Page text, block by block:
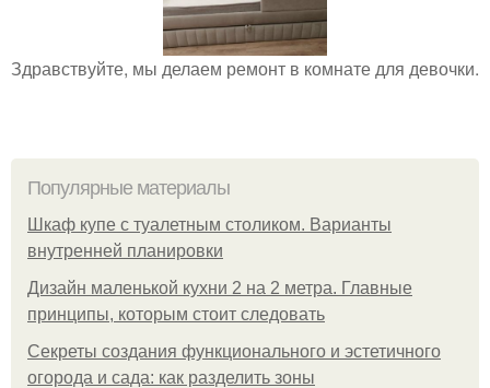
Здравствуйте, мы делаем ремонт в комнате для девочки.
Популярные материалы
Шкаф купе с туалетным столиком. Варианты
внутренней планировки
Дизайн маленькой кухни 2 на 2 метра. Главные
принципы, которым стоит следовать
Секреты создания функционального и эстетичного
огорода и сада: как разделить зоны